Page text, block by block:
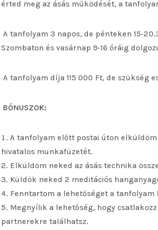
érted meg az ásás működését, a
A tanfolyam 3 napos, de pénteken 15-
Szombaton és vasárnap 9-16 óráig
A tanfolyam díja 115 000 Ft, de szükség
BÓNUSZOK:
A tanfolyam előtt postai úton
hivatalos munkafüzetét.
Elküldöm neked az ásás technika
Küldök neked 2 meditációs
Fenntartom a lehetőséget a tanfolyam
Megnyílik a lehetőség, hogy
partnerekre találhatsz.